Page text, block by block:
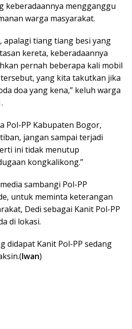
keberadaannya mengganggu
warga masyarakat.
apalagi tiang tiang besi yang
kereta, keberadaannya
pernah beberapa kali mobil
yang kita takutkan jika
doa yang kena,” keluh warga
Pol-PP Kabupaten Bogor,
jangan sampai terjadi
ini tidak menutup
kongkalikong.”
sambangi Pol-PP
untuk meminta keterangan
Dedi sebagai Kanit Pol-PP
di lokasi.
didapat Kanit Pol-PP sedang
Iwan)